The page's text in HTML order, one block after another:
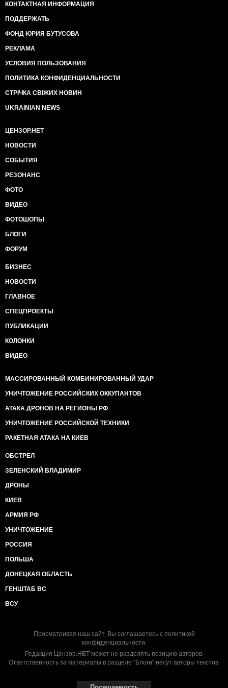
КОНТАКТНАЯ ИНФОРМАЦИЯ
ПОДДЕРЖАТЬ
ФОНД ЮРИЯ БУТУСОВА
РЕКЛАМА
УСЛОВИЯ ПОЛЬЗОВАНИЯ
ПОЛИТИКА КОНФИДЕНЦИАЛЬНОСТИ
СТРІЧКА СВІЖИХ НОВИН
UKRAINIAN NEWS
ЦЕНЗОР.НЕТ
НОВОСТИ
СОБЫТИЯ
РЕЗОНАНС
ФОТО
ВИДЕО
ФОТОШОПЫ
БЛОГИ
ФОРУМ
БИЗНЕС
НОВОСТИ
ГЛАВНОЕ
СПЕЦПРОЕКТЫ
ПУБЛИКАЦИИ
КОЛОНКИ
ВИДЕО
МАССИРОВАННЫЙ КОМБИНИРОВАННЫЙ УДАР
УНИЧТОЖЕНИЕ РОССИЙСКИХ ОККУПАНТОВ
АТАКА ДРОНОВ НА РЕГИОНЫ РФ
УНИЧТОЖЕНИЕ РОССИЙСКОЙ ТЕХНИКИ
РАКЕТНАЯ АТАКА НА КИЕВ
ОБСТРЕЛ
ЗЕЛЕНСКИЙ ВЛАДИМИР
ДРОНЫ
КИЕВ
АРМИЯ РФ
УНИЧТОЖЕНИЕ
РОССИЯ
ПОЛЬША
ДОНЕЦКАЯ ОБЛАСТЬ
ГЕНШТАБ ВС
ВСУ
Просматривая наш сайт, Вы соглашаетесь с политикой
конфиденциальности.
Редакция Цензор.НЕТ может не разделять позицию авторов.
Ответственность за материалы в разделе "Блоги" несут авторы текстов.